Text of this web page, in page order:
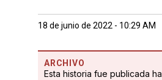
18 de junio de 2022 - 10:29 AM
ARCHIVO
Esta historia fue publicada